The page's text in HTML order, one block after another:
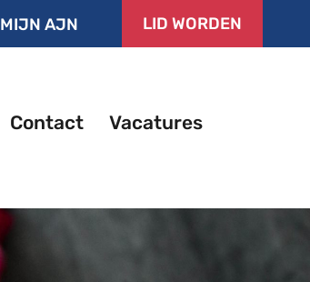
MIJN AJN LID WORDEN
Contact Vacatures